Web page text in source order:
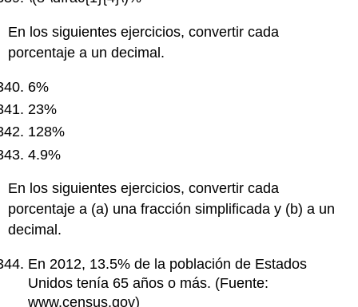
En los siguientes ejercicios, convertir cada
porcentaje a un decimal.
6%
23%
128%
4.9%
En los siguientes ejercicios, convertir cada
porcentaje a (a) una fracción simplificada y (b) a un
decimal.
En 2012, 13.5% de la población de Estados
Unidos tenía 65 años o más. (Fuente:
www.census.gov)